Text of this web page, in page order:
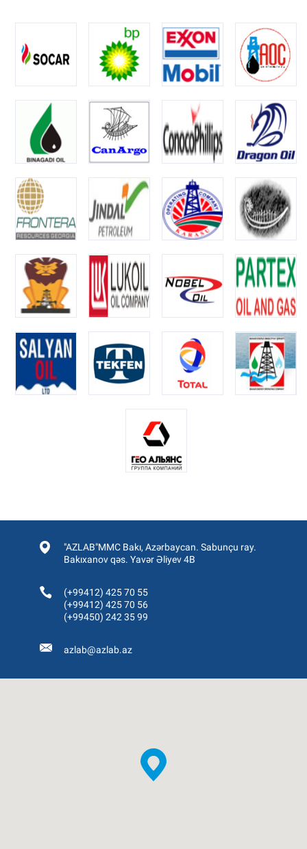
"AZLAB"MMC Bakı, Azərbaycan. Sabunçu ray.
Bakıxanov qəs. Yavər Əliyev 4B
(+99412) 425 70 55
(+99412) 425 70 56
(+99450) 242 35 99
azlab@azlab.az